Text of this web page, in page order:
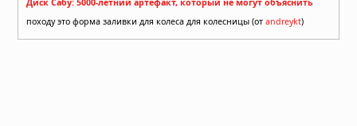
Диск Сабу: 5000-летний артефакт, который не могут объяснить
походу это форма заливки для колеса для колесницы (от andreykt)